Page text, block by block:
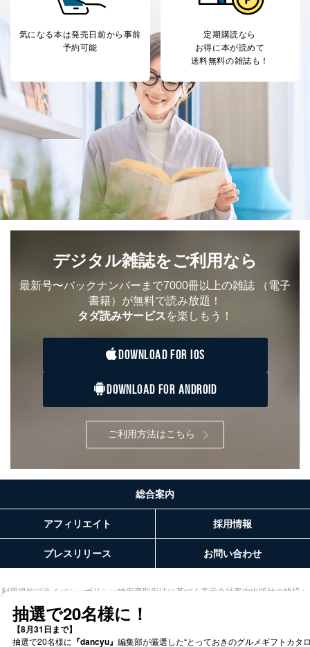
6
パートナー（提携
により当社の
定期購読サービス
購入商品配送のため
た商品の発売元企業からのｅメー
ル等による商品、
サービス、キャンペーン等の広告
に関するご案内のため
SNS公式アカウン
トに登録された方
の個人情報
当社のサービス利用状況の把握お
よびその分析のため
お問い合わせ対応、トラブル対
処、オペレーター教育など応対品
質向上のため
その他当社のプライバシーポリシ
ー等にて公表する利用目的達成の
ため
※上記の利用目的のうちNo.1～5については保有個人デ
ータ（開示対象個人情報）の利用目的であり、下記4.の
開示等のご請求に対応させていただきます。
各SNS運営会社様にご請求いただきますようお願い致し
ます。
３．個人情報の第三者提供について
当社は、取得した個人情報を適切に管理し､あらかじめ
ません。ただし、次の場合は除きます。
法令に基づく場合
場合であって、本人の同意を得ることが困難であると
に特に必要がある場合であって、本人の同意を得るこ
とが困難である場合。
国の機関もしくは地方公共団体またはその委託を受け
する必要がある場合であって、本人の同意を得ること
により当該事務の遂行に支障を及ぼすおそれがあると
上記２．の利用目的を実施するために守秘義務を結ん
だ企業に、業務の一部として個人情報の取扱いを委
供先企業に個人情報を開示することがあります。
委託・提供先企業は具体的には以下のような企業です
トカード決済などの決済代行・料金回収会社、広
告配信サービス会社
提供先：出版社、出版物発売元、卸売会社、販売
気になる本は発売日前から事前
予約可能
定期購読なら
お得に本が読めて
送料無料の雑誌も！
デジタル雑誌をご利用なら
最新号〜バックナンバーまで7000冊以上の雑誌 （電子
書籍）が無料で読み放題！
タダ読みサービスを楽しもう！
DOWNLOAD FOR IOS
DOWNLOAD FOR ANDROID
ご利用方法はこちら
総合案内
アフィリエイト 採用情報
プレスリリース お問い合わせ
利用規約プライバシーポリシー 特定商取引法に基づく表示会社案内出版社の皆様へ